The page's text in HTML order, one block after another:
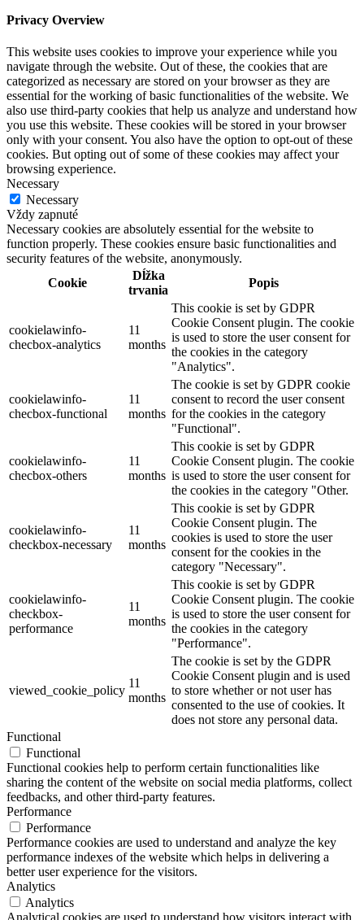
Privacy Overview
This website uses cookies to improve your experience while you
navigate through the website. Out of these, the cookies that are
categorized as necessary are stored on your browser as they are
essential for the working of basic functionalities of the website. We
also use third-party cookies that help us analyze and understand how
you use this website. These cookies will be stored in your browser
only with your consent. You also have the option to opt-out of these
cookies. But opting out of some of these cookies may affect your
browsing experience.
Necessary
Necessary
Vždy zapnuté
Necessary cookies are absolutely essential for the website to
function properly. These cookies ensure basic functionalities and
security features of the website, anonymously.
Cookie
Dĺžka
trvania
Popis
cookielawinfo-
checbox-analytics
11
months
This cookie is set by GDPR
Cookie Consent plugin. The cookie
is used to store the user consent for
the cookies in the category
"Analytics".
cookielawinfo-
checbox-functional
11
months
The cookie is set by GDPR cookie
consent to record the user consent
for the cookies in the category
"Functional".
cookielawinfo-
checbox-others
11
months
This cookie is set by GDPR
Cookie Consent plugin. The cookie
is used to store the user consent for
the cookies in the category "Other.
cookielawinfo-
checkbox-necessary
11
months
This cookie is set by GDPR
Cookie Consent plugin. The
cookies is used to store the user
consent for the cookies in the
category "Necessary".
cookielawinfo-
checkbox-
performance
11
months
This cookie is set by GDPR
Cookie Consent plugin. The cookie
is used to store the user consent for
the cookies in the category
"Performance".
viewed_cookie_policy
11
months
The cookie is set by the GDPR
Cookie Consent plugin and is used
to store whether or not user has
consented to the use of cookies. It
does not store any personal data.
Functional
Functional
Functional cookies help to perform certain functionalities like
sharing the content of the website on social media platforms, collect
feedbacks, and other third-party features.
Performance
Performance
Performance cookies are used to understand and analyze the key
performance indexes of the website which helps in delivering a
better user experience for the visitors.
Analytics
Analytics
Analytical cookies are used to understand how visitors interact with